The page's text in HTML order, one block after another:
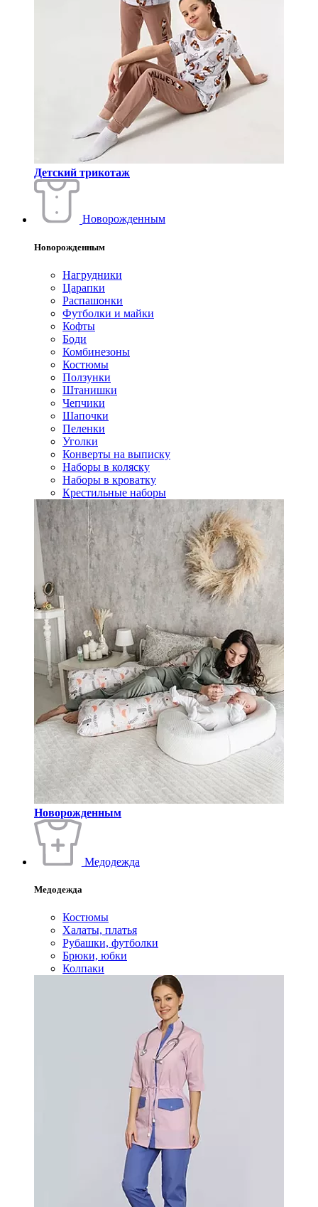
Детский трикотаж
Новорожденным
Новорожденным
Нагрудники
Царапки
Распашонки
Футболки и майки
Кофты
Боди
Комбинезоны
Костюмы
Ползунки
Штанишки
Чепчики
Шапочки
Пеленки
Уголки
Конверты на выписку
Наборы в коляску
Наборы в кроватку
Крестильные наборы
Новорожденным
Медодежда
Медодежда
Костюмы
Халаты, платья
Рубашки, футболки
Брюки, юбки
Колпаки